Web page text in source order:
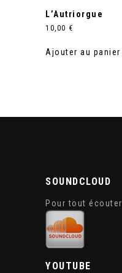
L’Autriorgue
10,00 €
Ajouter au panier
SOUNDCLOUD
Pour tout écouter
YOUTUBE